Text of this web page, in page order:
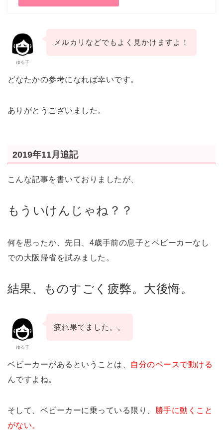
ゆる子
メルカリなどでもよく見かけますよ！
どなたかの参考になれば幸いです。
ありがとうございました。
2019年11月追記
こんな記事を書いておりましたが、
もういけんじゃね？？
何を思ったか、先日、4歳手前の息子とベビーカーなし
での大阪帰省を試みました。
結果、ものすごく疲弊。大後悔。
ゆる子
疲れ果てました。。
ベビーカーがあるということは、
自分のペースで動ける
んですよね。
そして、ベビーカーに乗っている限り、 勝手に動くこと
がない。